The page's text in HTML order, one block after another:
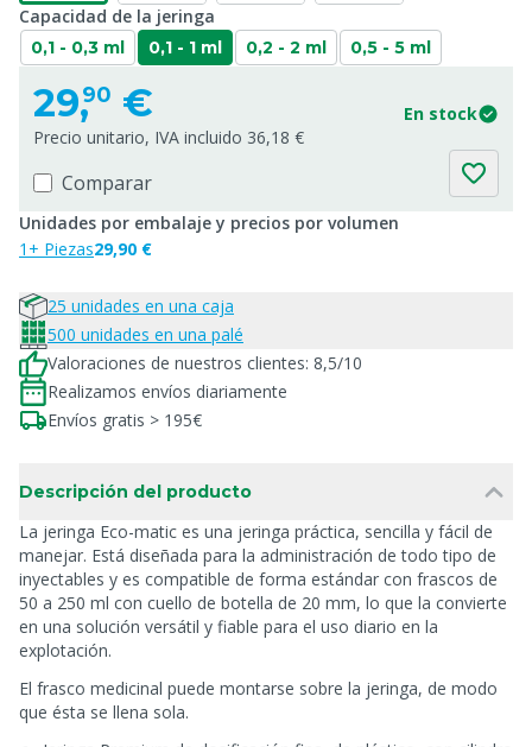
Capacidad de la jeringa
0,1 - 0,3 ml 0,1 - 1 ml 0,2 - 2 ml 0,5 - 5 ml
29,90 €
En stock
Precio unitario, IVA incluido 36,18 €
Comparar
Unidades por embalaje y precios por volumen
1+ Piezas29,90 €
25 unidades en una caja
500 unidades en una palé
Valoraciones de nuestros clientes: 8,5/10
Realizamos envíos diariamente
Envíos gratis > 195€
Descripción del producto
La jeringa Eco-matic es una jeringa práctica, sencilla y fácil de
manejar. Está diseñada para la administración de todo tipo de
inyectables y es compatible de forma estándar con frascos de
50 a 250 ml con cuello de botella de 20 mm, lo que la convierte
en una solución versátil y fiable para el uso diario en la
explotación.
El frasco medicinal puede montarse sobre la jeringa, de modo
que ésta se llena sola.